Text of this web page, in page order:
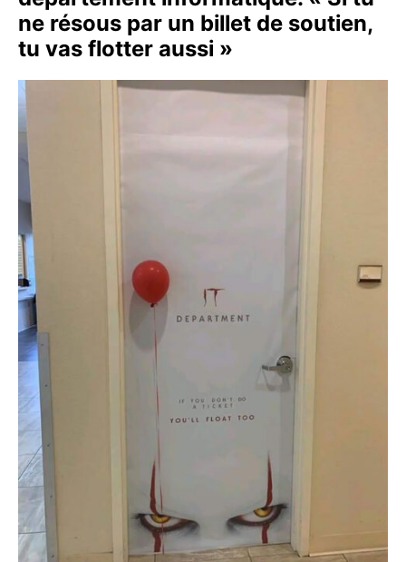
ne résous par un billet de soutien,
tu vas flotter aussi »